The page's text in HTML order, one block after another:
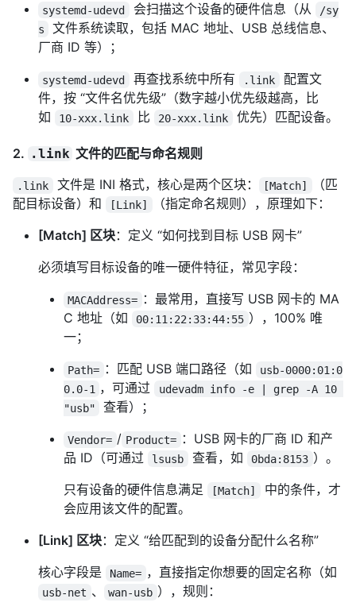
systemd-udevd 会扫描这个设备的硬件信息（从
/sy
s
文件系统读取，包括 MAC 地址、USB 总线信息、
厂商 ID 等）；
systemd-udevd 再查找系统中所有 .link
配置文
件，按 “文件名优先级”（数字越小优先级越高，比
如
10-xxx.link 比 20-xxx.link 优先）匹配设备。
2. .link 文件的匹配与命名规则
.link 文件是 INI 格式，核心是两个区块： [Match]
（匹
配目标设备）和
[Link]
（指定命名规则），原理如下：
[Match] 区块：定义 “如何找到目标 USB 网卡”
必须填写目标设备的唯一硬件特征，常见字段：
MACAddress= ：最常用，直接写 USB 网卡的 MA
C 地址（如
00:11:22:33:44:55 ），100% 唯
一；
Path= ：匹配 USB 端口路径（如
usb-0000:01:0
0.0-1 ，可通过
udevadm info -e | grep -A 10
"usb"
查看）；
Vendor= / Product= ：USB 网卡的厂商 ID 和产
品 ID（可通过
lsusb 查看，如 0bda:8153 ）。
只有设备的硬件信息满足
[Match]
中的条件，才
会应用该文件的配置。
[Link] 区块：定义 “给匹配到的设备分配什么名称”
核心字段是
Name= ，直接指定你想要的固定名称（如
usb-net 、 wan-usb ），规则：